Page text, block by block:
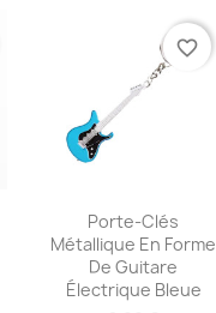
Aperçu rapide
Porte-Clés
Métallique En Forme
De Guitare
Électrique Bleue
favorite_border